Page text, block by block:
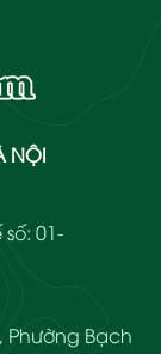
NỘI
01-
Phường Bạch